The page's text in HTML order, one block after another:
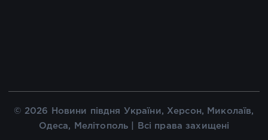
© 2026 Новини півдня України, Херсон, Миколаїв,
Одеса, Мелітополь | Всі права захищені